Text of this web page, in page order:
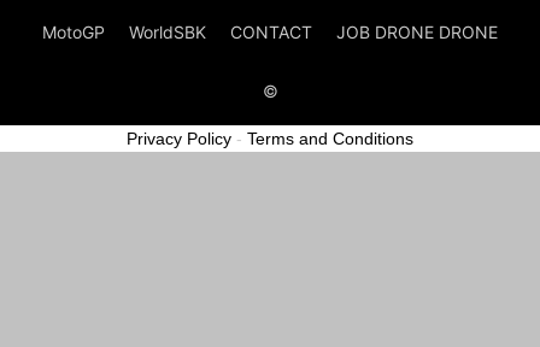
MotoGP WorldSBK CONTACT JOB DRONE DRONE
©
Privacy Policy - Terms and Conditions